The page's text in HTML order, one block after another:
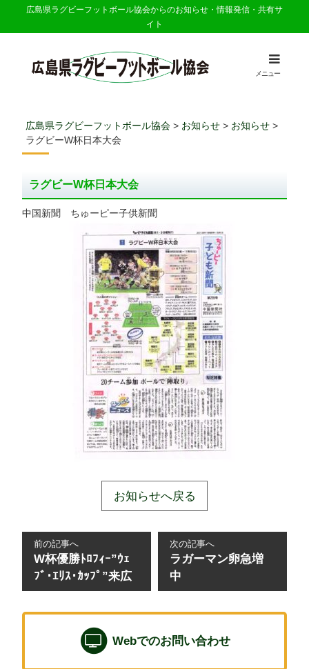
広島県ラグビーフットボール協会からのお知らせ・情報発信・共有サ
イト
メニュー
広島県ラグビーフットボール協会 > お知らせ > お知らせ >
ラグビーW杯日本大会
ラグビーW杯日本大会
中国新聞 ちゅーピー子供新聞
お知らせへ戻る
前の記事へ
W杯優勝ﾄﾛﾌｨｰ”ｳｪ
ﾌﾞ･ｴﾘｽ･ｶｯﾌﾟ”来広
次の記事へ
ラガーマン卵急増
中
Webでのお問い合わせ